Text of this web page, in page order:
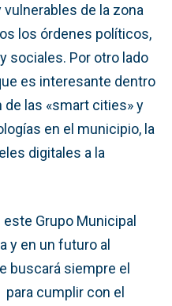
de la zona
los órdenes políticos,
sociales. Por otro lado
es interesante dentro
las «smart cities» y
en el municipio, la
digitales a la
Grupo Municipal
y en un futuro al
buscará siempre el
cumplir con el